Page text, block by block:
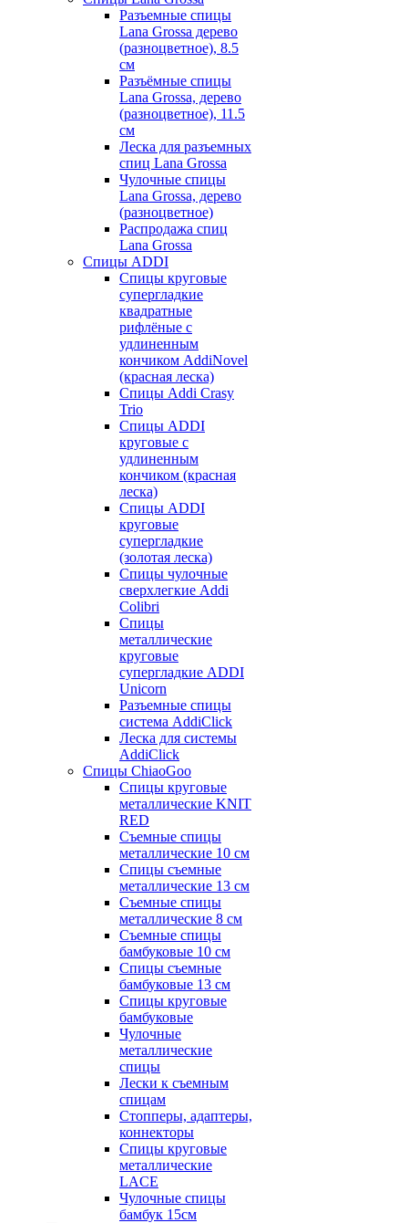
Разъемные спицы
Lana Grossa дерево
(разноцветное), 8.5
см
Разъёмные спицы
Lana Grossa, дерево
(разноцветное), 11.5
см
Леска для разъемных
спиц Lana Grossa
Чулочные спицы
Lana Grossa, дерево
(разноцветное)
Распродажа спиц
Lana Grossa
Спицы ADDI
Спицы круговые
супергладкие
квадратные
рифлёные с
удлиненным
кончиком AddiNovel
(красная леска)
Спицы Addi Crasy
Trio
Спицы ADDI
круговые с
удлиненным
кончиком (красная
леска)
Спицы ADDI
круговые
супергладкие
(золотая леска)
Спицы чулочные
сверхлегкие Addi
Colibri
Спицы
металлические
круговые
супергладкие ADDI
Unicorn
Разъемные спицы
система AddiClick
Леска для системы
AddiClick
Спицы ChiaoGoo
Спицы круговые
металлические KNIT
RED
Съемные спицы
металлические 10 см
Спицы съемные
металлические 13 см
Съемные спицы
металлические 8 см
Съемные спицы
бамбуковые 10 см
Спицы съемные
бамбуковые 13 см
Спицы круговые
бамбуковые
Чулочные
металлические
спицы
Лески к съемным
спицам
Стопперы, адаптеры,
коннекторы
Спицы круговые
металлические
LACE
Чулочные спицы
бамбук 15см